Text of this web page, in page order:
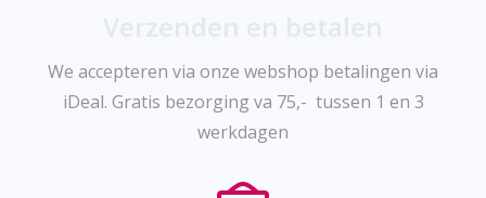
We accepteren via onze webshop betalingen via
iDeal. Gratis bezorging va 75,- tussen 1 en 3
werkdagen